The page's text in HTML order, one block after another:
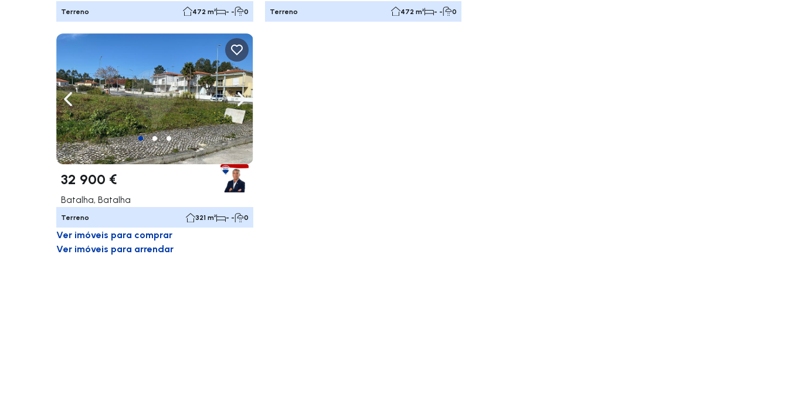
Terreno 472 m² - - 0 Terreno 472 m² - - 0
Navegação para a esquerda Navegação para a direita
32 900 €
Batalha, Batalha
Terreno 321 m² - - 0
Ver imóveis para comprar
Ver imóveis para arrendar